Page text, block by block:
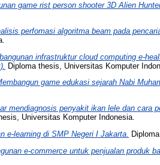
game rist person shooter 3D Alien
perfomasi algoritma beam pada
infrastruktur cloud computing e-
Diploma thesis, Universitas Komputer
game edukasi sejarah Nabi
mendiagnosis penyakit ikan lele dan cara
Universitas Komputer Indonesia.
e-learning di SMP Negeri I Jakarta.
e-commerce untuk penjualan produk